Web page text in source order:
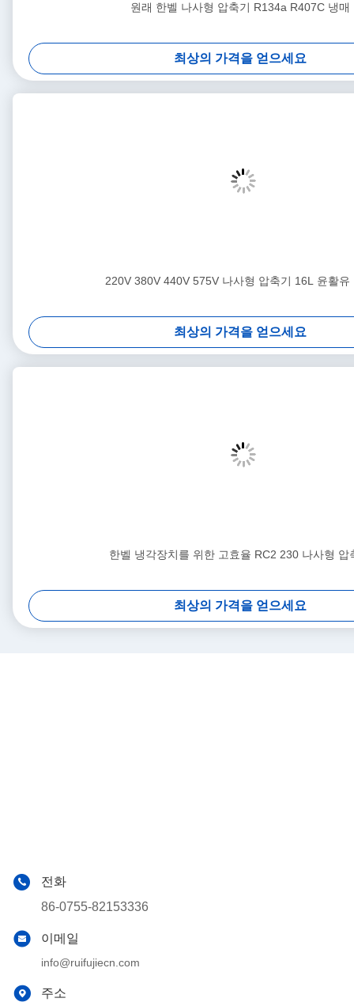
원래 한벨 나사형 압축기 R134a R407C 냉매
최상의 가격을 얻으세요
220V 380V 440V 575V 나사형 압축기 16L 윤활유
최상의 가격을 얻으세요
한벨 냉각장치를 위한 고효율 RC2 230 나사형 압
최상의 가격을 얻으세요
전화
86-0755-82153336
이메일
info@ruifujiecn.com
주소